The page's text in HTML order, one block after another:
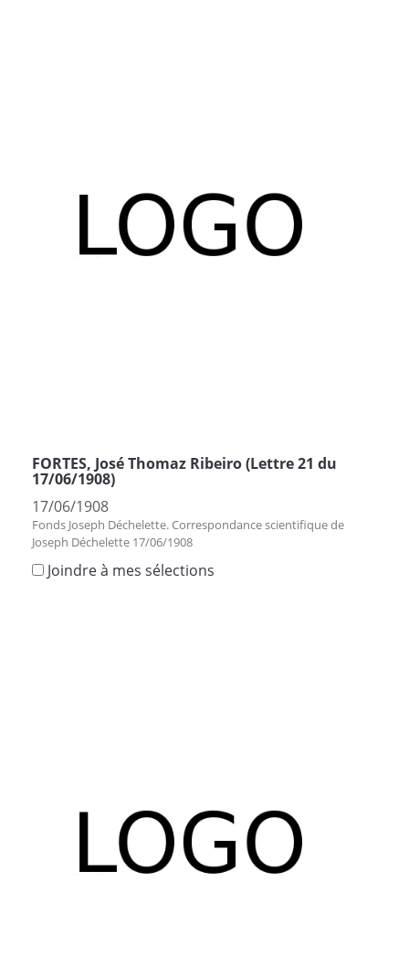
FORTES, José Thomaz Ribeiro (Lettre 21 du
17/06/1908)
17/06/1908
Fonds Joseph Déchelette. Correspondance scientifique de
Joseph Déchelette 17/06/1908
Joindre à mes sélections